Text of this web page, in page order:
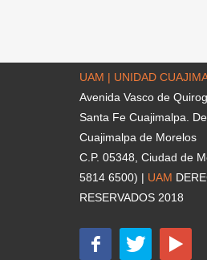
UAM | UNIDAD
Avenida Vasco de
Santa Fe Cuajimalpa.
Cuajimalpa de Morelos
C.P. 05348, Ciudad de
5814 6500) | UAM
RESERVADOS 2018